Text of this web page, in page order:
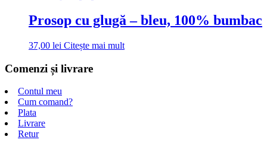
Prosop cu glugă – bleu, 100% bumbac
37,00 lei Citește mai mult
Comenzi și livrare
Contul meu
Cum comand?
Plata
Livrare
Retur